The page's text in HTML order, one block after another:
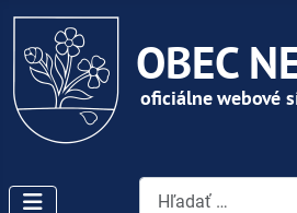
Vyhľadávanie